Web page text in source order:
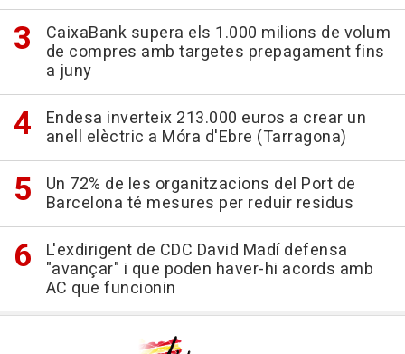
CaixaBank supera els 1.000 milions de volum
de compres amb targetes prepagament fins
a juny
Endesa inverteix 213.000 euros a crear un
anell elèctric a Móra d'Ebre (Tarragona)
Un 72% de les organitzacions del Port de
Barcelona té mesures per reduir residus
L'exdirigent de CDC David Madí defensa
"avançar" i que poden haver-hi acords amb
AC que funcionin